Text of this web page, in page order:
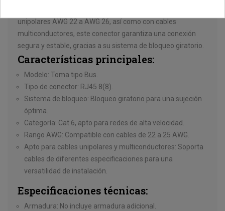
unipolares AWG 22 a AWG 26, así como con cables
multiconductores, este conector garantiza una conexión
segura y estable, gracias a su sistema de bloqueo giratorio.
Características principales:
Modelo: Toma tipo Bus.
Tipo de conector: RJ45 8(8).
Sistema de bloqueo: Bloqueo giratorio para una sujeción
óptima.
Categoría: Cat.6, apto para redes de alta velocidad.
Rango AWG: Compatible con cables de 22 a 25 AWG.
Apto para cables unipolares y multiconductores: Soporta
cables de diferentes especificaciones para una
versatilidad de instalación.
Especificaciones técnicas:
Armadura: No incluye armadura adicional.